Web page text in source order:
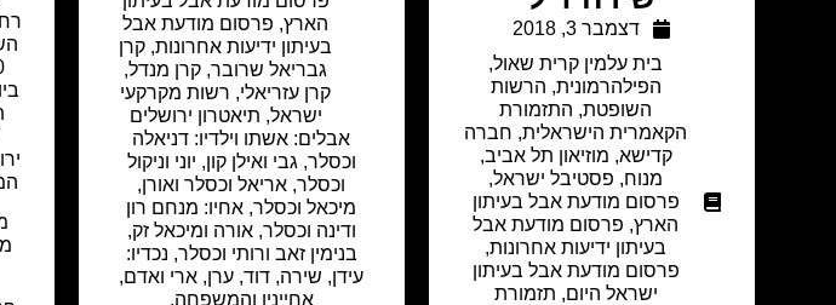
דצמבר 3, 2018
בית עלמין קרית שאול,
הפילהרמונית, הרשות
השופטת, התזמורת
הקאמרית הישראלית, חברה
קדישא, מוזיאון תל אביב,
מנוח, פסטיבל ישראל,
פרסום מודעת אבל בעיתון
הארץ, פרסום מודעת אבל
בעיתון ידיעות אחרונות,
פרסום מודעת אבל בעיתון
ישראל היום, תזמורת
הארץ, פרסום מודעת אבל
בעיתון ידיעות אחרונות, קרן
גבריאל שרובר, קרן מנדל,
קרן עזריאלי, רשות מקרקעי
ישראל, תיאטרון ירושלים
אבלים: אשתו וילדיו: דניאלה
וכסלר, גבי ואילן קון, יוני וניקול
וכסלר, אריאל וכסלר ואורן,
מיכאל וכסלר, אחיו: מנחם רון
ודינה וכסלר, אורה ומיכאל זק,
בנימין זאב ורותי וכסלר, נכדיו:
עידן, שירה, דוד, ערן, ארי ואדם,
אחייניו והמשפחה.